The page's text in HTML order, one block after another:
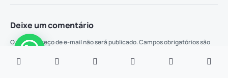
Deixe um comentário
O seu endereço de e-mail não será publicado.Campos obrigatórios são